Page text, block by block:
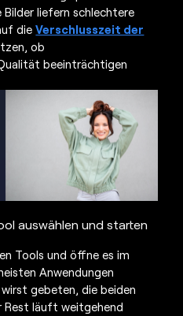
Bilder liefern schlechtere
dieVerschlusszeit der
ob
beeinträchtigen
auswählen und starten
Tools und öffne es im
Anwendungen
gebeten, die beiden
Rest läuft weitgehend